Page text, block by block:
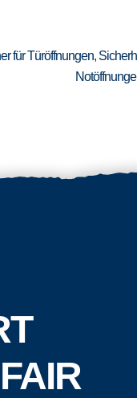
für Türöffnungen,